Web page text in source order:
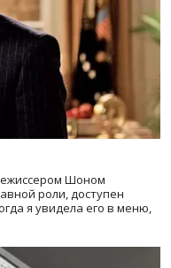
Шоном
роли, доступен
я увидела его в меню,